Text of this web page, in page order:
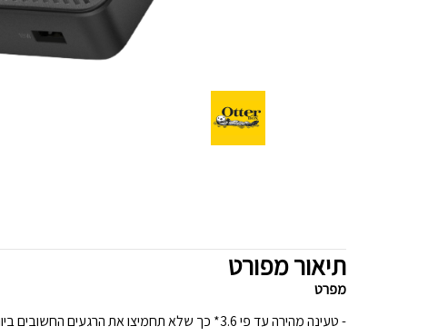
תיאור מפורט
מפרט
- טעינה מהירה עד פי 3.6* כך שלא תחמיצו את הרגעים החשובים ביותר.